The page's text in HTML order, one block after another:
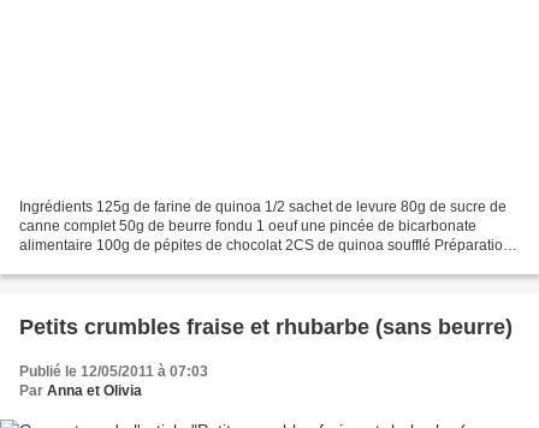
Ingrédients 125g de farine de quinoa 1/2 sachet de levure 80g de sucre de
canne complet 50g de beurre fondu 1 oeuf une pincée de bicarbonate
alimentaire 100g de pépites de chocolat 2CS de quinoa soufflé Préparation
Petits crumbles fraise et rhubarbe (sans beurre)
Publié le 12/05/2011 à 07:03
Par Anna et Olivia